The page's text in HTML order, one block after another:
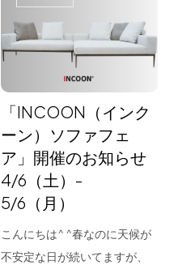
「INCOON（インク
ーン）ソファフェ
ア」開催のお知らせ
4/6（土）-
5/6（月）
こんにちは^ ^⁡春なのに天候が
不安定な日が続いてますが、